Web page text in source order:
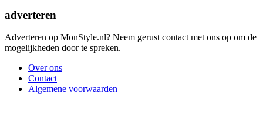
adverteren
Adverteren op MonStyle.nl? Neem gerust contact met ons op om de
mogelijkheden door te spreken.
Over ons
Contact
Algemene voorwaarden